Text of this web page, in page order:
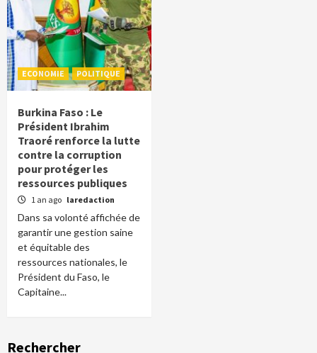
ECONOMIE POLITIQUE
Burkina Faso : Le
Président Ibrahim
Traoré renforce la lutte
contre la corruption
pour protéger les
ressources publiques
1 an ago laredaction
Dans sa volonté affichée de
garantir une gestion saine
et équitable des
ressources nationales, le
Président du Faso, le
Capitaine...
Rechercher